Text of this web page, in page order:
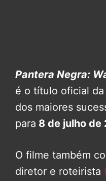
Pantera Negra:
é o título oficial
dos maiores
para 8 de julho de
O filme também
diretor e roteirista